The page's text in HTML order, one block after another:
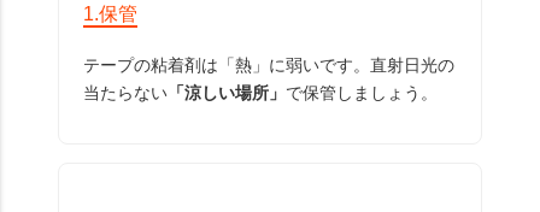
1.保管
テープの粘着剤は「熱」に弱いです。直射日光の
当たらない 「涼しい場所」 で保管しましょう。